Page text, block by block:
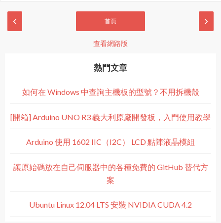
‹ ›
首頁
查看網路版
熱門文章
如何在 Windows 中查詢主機板的型號？不用拆機殼
[開箱] Arduino UNO R3 義大利原廠開發板，入門使用教學
Arduino 使用 1602 IIC（I2C） LCD 點陣液晶模組
讓原始碼放在自己伺服器中的各種免費的 GitHub 替代方
案
Ubuntu Linux 12.04 LTS 安裝 NVIDIA CUDA 4.2